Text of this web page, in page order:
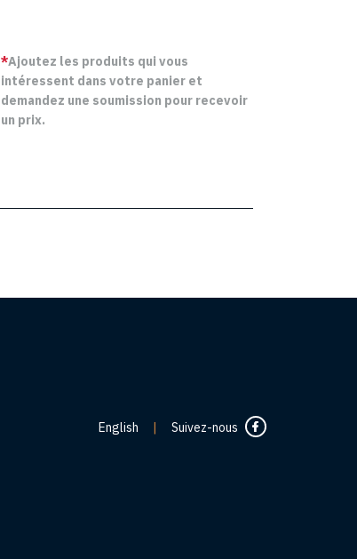
*Ajoutez les produits qui vous
intéressent dans votre panier et
demandez une soumission pour recevoir
un prix.
English Suivez-nous